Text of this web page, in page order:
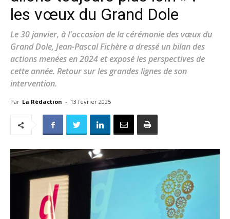
les vœux du Grand Dole
Le 30 janvier, à l'occasion de la cérémonie des vœux du
Grand Dole, Jean-Pascal Fichère a dressé un bilan des
actions menées en 2024 et exposé les perspectives de
cette année. Retour sur les grandes lignes de son
intervention.
Par La Rédaction - 13 février 2025